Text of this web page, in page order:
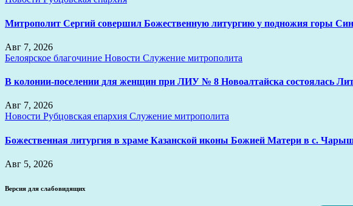
Митрополит Сергий совершил Божественную литургию у подножия горы
Авг 7, 2026
Белоярское благочиние Новости Служение митрополита
В колонии-поселении для женщин при ЛИУ № 8 Новоалтайска состоялась
Авг 7, 2026
Новости Рубцовская епархия Служение митрополита
Божественная литургия в храме Казанской иконы Божией Матери в с.
Авг 5, 2026
Версия для слабовидящих